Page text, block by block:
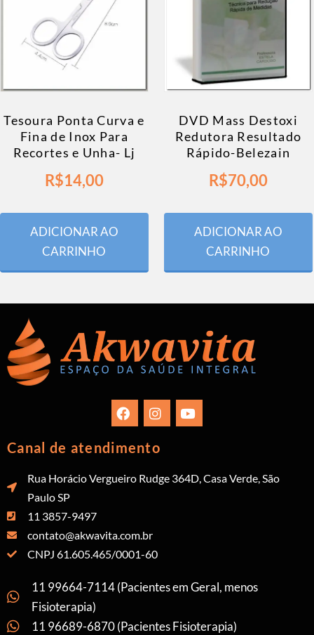
Tesoura Ponta Curva e
Fina de Inox Para
Recortes e Unha- Lj
R$14,00
ADICIONAR AO
CARRINHO
DVD Mass Destoxi
Redutora Resultado
Rápido-Belezain
R$70,00
ADICIONAR AO
CARRINHO
Canal de atendimento
Rua Horácio Vergueiro Rudge 364D, Casa Verde, São
Paulo SP
11 3857-9497
contato@akwavita.com.br
CNPJ 61.605.465/0001-60
11 99664-7114 (Pacientes em Geral, menos
Fisioterapia)
11 96689-6870 (Pacientes Fisioterapia)